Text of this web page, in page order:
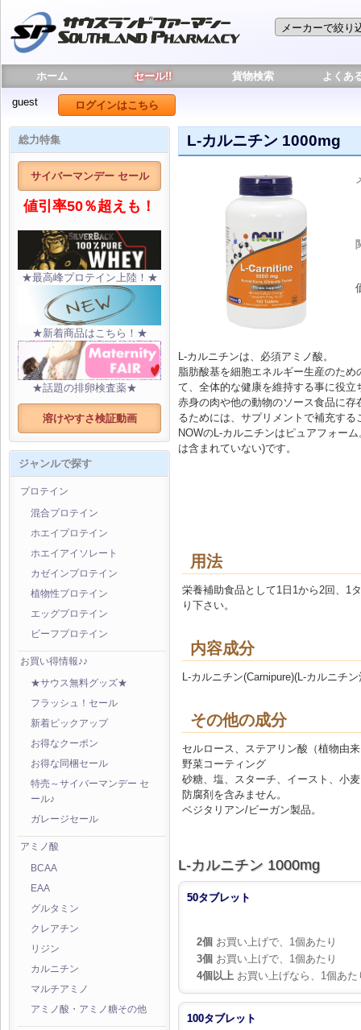
ホーム セール!! 貨物検索 よくあ
guest ログインはこちら
総力特集
サイバーマンデー セール
値引率50％超えも！
★最高峰プロテイン上陸！★
★新着商品はこちら！★
★話題の排卵検査薬★
溶けやすさ検証動画
ジャンルで探す
プロテイン
混合プロテイン
ホエイプロテイン
ホエイアイソレート
カゼインプロテイン
植物性プロテイン
エッグプロテイン
ビーフプロテイン
お買い得情報♪♪
★サウス無料グッズ★
フラッシュ！セール
新着ピックアップ
お得なクーポン
お得な同梱セール
特売～サイバーマンデー セ
ール♪
ガレージセール
アミノ酸
BCAA
EAA
グルタミン
クレアチン
リジン
カルニチン
マルチアミノ
アミノ酸・アミノ糖その他
L-カルニチン 1000mg
L-カルニチンは、必須アミノ酸。
脂肪酸基を細胞エネルギー生産のた
て、全体的な健康を維持する事に役立
赤身の肉や他の動物のソース食品に
るためには、サプリメントで補充する
NOWのL-カルニチンはピュアフォー
は含まれていない)です。
用法
栄養補助食品として1日1から2回、1
り下さい。
内容成分
L-カルニチン(Carnipure)(L-カルニチ
その他の成分
セルロース、ステアリン酸（植物由
野菜コーティング
砂糖、塩、スターチ、イースト、小
防腐剤を含みません。
ベジタリアン/ビーガン製品。
L-カルニチン 1000mg
50タブレット
2個 お買い上げで、1個あたり
3個 お買い上げで、1個あたり
4個以上 お買い上げなら、1個あた
100タブレット